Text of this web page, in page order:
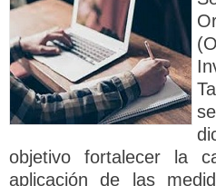
objetivo fortalecer la
aplicación de las